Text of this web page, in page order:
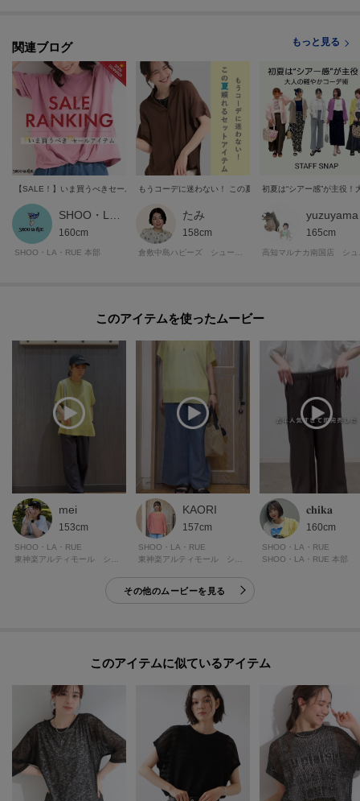
モデル情報：身長163cm B81 W59 H88 着用サイズ：02（M）
関連ブログ もっと見る
【SALE！】いま買うべきセールアイテム
160cm
SHOO・LA・RUE 本部
もうコーデに迷わない！ この夏頼れるセットアイテム
たみ
158cm
初夏は“シアー感”が主役！
165cm
このアイテムを使ったムービー
mei
153cm
SHOO・LA・RUE
KAORI
157cm
SHOO・LA・RUE
𝐜𝐡𝐢𝐤𝐚
160cm
SHOO・LA・RUE
SHOO・LA・RUE 本部
その他のムービーを見る
このアイテムに似ているアイテム